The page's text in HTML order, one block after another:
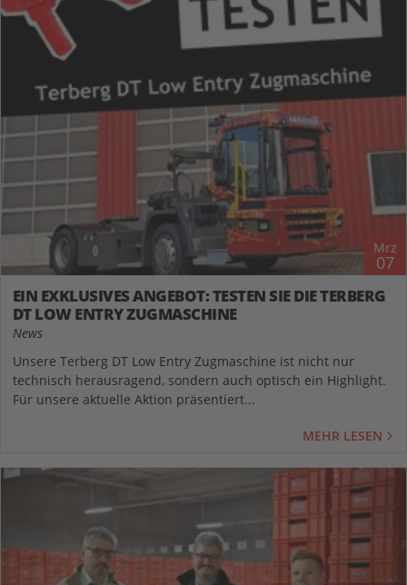
Mrz
07
EIN EXKLUSIVES ANGEBOT: TESTEN SIE DIE TERBERG
DT LOW ENTRY ZUGMASCHINE
News
Unsere Terberg DT Low Entry Zugmaschine ist nicht nur
technisch herausragend, sondern auch optisch ein Highlight.
Für unsere aktuelle Aktion präsentiert...
MEHR LESEN